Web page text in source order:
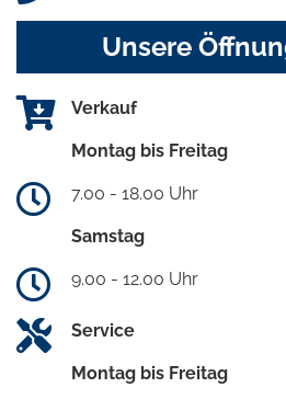
Unsere
Verkauf
Montag bis Freitag
7.00 - 18.00 Uhr
Samstag
9.00 - 12.00 Uhr
Service
Montag bis Freitag